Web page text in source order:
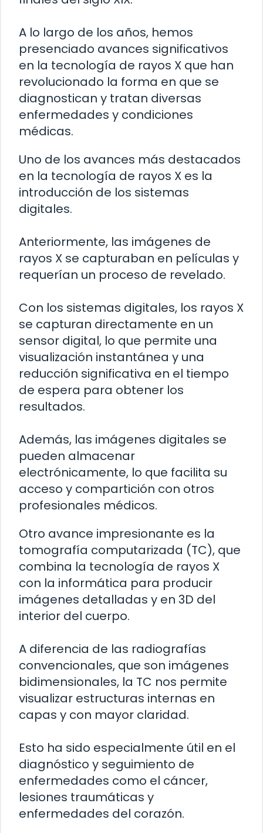
A lo largo de los años, hemos
presenciado avances significativos
en la tecnología de rayos X que han
revolucionado la forma en que se
diagnostican y tratan diversas
enfermedades y condiciones
médicas.
Uno de los avances más destacados
en la tecnología de rayos X es la
introducción de los sistemas
digitales.
Anteriormente, las imágenes de
rayos X se capturaban en películas y
requerían un proceso de revelado.
Con los sistemas digitales, los rayos X
se capturan directamente en un
sensor digital, lo que permite una
visualización instantánea y una
reducción significativa en el tiempo
de espera para obtener los
resultados.
Además, las imágenes digitales se
pueden almacenar
electrónicamente, lo que facilita su
acceso y compartición con otros
profesionales médicos.
Otro avance impresionante es la
tomografía computarizada (TC), que
combina la tecnología de rayos X
con la informática para producir
imágenes detalladas y en 3D del
interior del cuerpo.
A diferencia de las radiografías
convencionales, que son imágenes
bidimensionales, la TC nos permite
visualizar estructuras internas en
capas y con mayor claridad.
Esto ha sido especialmente útil en el
diagnóstico y seguimiento de
enfermedades como el cáncer,
lesiones traumáticas y
enfermedades del corazón.